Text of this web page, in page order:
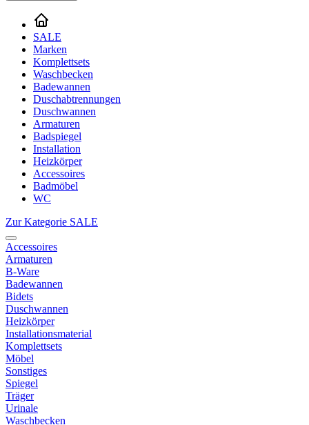
SALE
Marken
Komplettsets
Waschbecken
Badewannen
Duschabtrennungen
Duschwannen
Armaturen
Badspiegel
Installation
Heizkörper
Accessoires
Badmöbel
WC
Zur Kategorie SALE
Accessoires
Armaturen
B-Ware
Badewannen
Bidets
Duschwannen
Heizkörper
Installationsmaterial
Komplettsets
Möbel
Sonstiges
Spiegel
Träger
Urinale
Waschbecken